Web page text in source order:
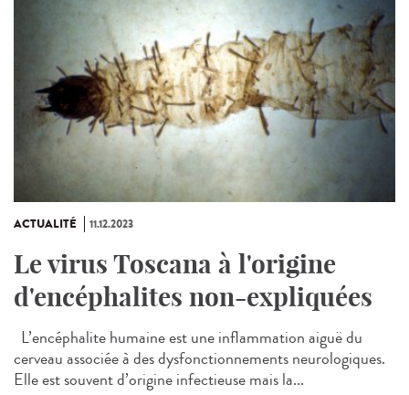
ACTUALITÉ 11.12.2023
Le virus Toscana à l'origine
d'encéphalites non-expliquées
L’encéphalite humaine est une inflammation aiguë du
cerveau associée à des dysfonctionnements neurologiques.
Elle est souvent d’origine infectieuse mais la...